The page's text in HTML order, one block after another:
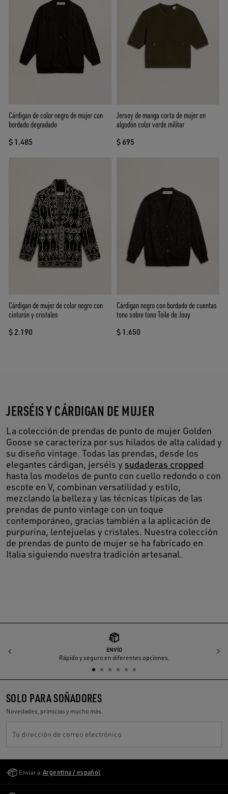
Cárdigan de color negro de mujer con
bordado degradado
$ 1.485
Jersey de manga corta de mujer en
algodón color verde militar
$ 695
Cárdigan de mujer de color negro con
cinturón y cristales
$ 2.190
Cárdigan negro con bordado de cuentas
tono sobre tono Toile de Jouy
$ 1.650
JERSÉIS Y CÁRDIGAN DE MUJER
La colección de prendas de punto de mujer Golden
Goose se caracteriza por sus hilados de alta calidad y
su diseño vintage. Todas las prendas, desde los
elegantes cárdigan, jerséis y sudaderas cropped
hasta los modelos de punto con cuello redondo o con
escote en V, combinan versatilidad y estilo,
mezclando la belleza y las técnicas típicas de las
prendas de punto vintage con un toque
contemporáneo, gracias también a la aplicación de
purpurina, lentejuelas y cristales. Nuestra colección
de prendas de punto de mujer se ha fabricado en
Italia siguiendo nuestra tradición artesanal.
ENVÍO
Rápido y seguro en diferentes opciones.
Anterior
SOLO PARA SOÑADORES
Novedades, primicias y mucho más.
Tu dirección de correo electrónico
Enviar a: Argentina / español